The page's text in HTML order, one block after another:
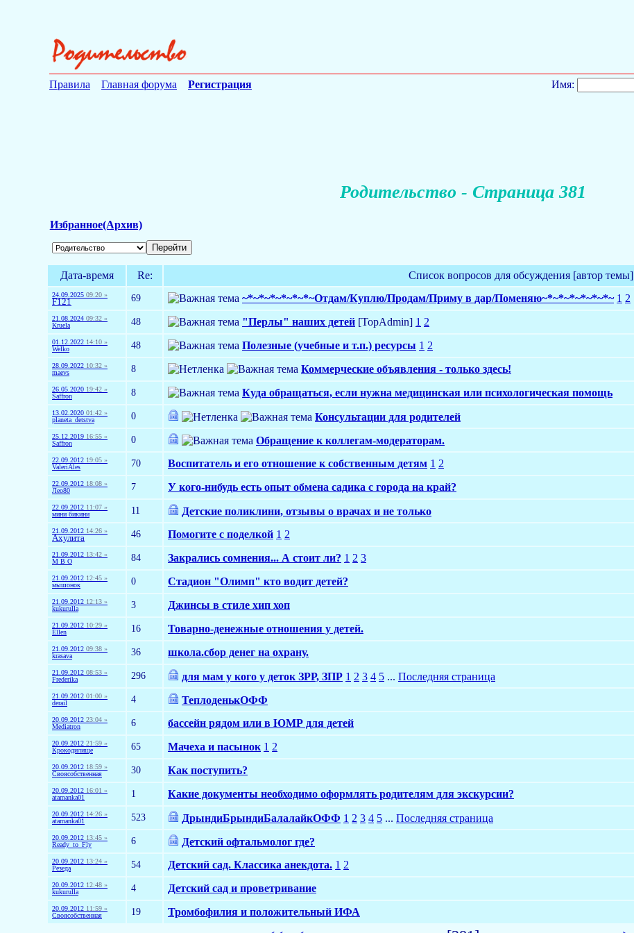
Правила Главная форума Регистрация Имя:
Родительство - Страница 381
Избранное(Архив)
Дата-время Re: Список вопросов для обсуждения [автор темы]
24.09.2025 09:20 »
F121 69 ~*~*~*~*~*~*~Отдам/Куплю/Продам/Приму в дар/Поменяю~*~*~*~*~*~*~ 1 2
21.08.2024 09:32 »
Kruela
48 "Перлы" наших детей [TopAdmin] 1 2
01.12.2022 14:10 »
Welko
48 Полезные (учебные и т.п.) ресурсы 1 2
28.09.2022 10:32 »
maevs
8 Коммерческие объявления - только здесь!
26.05.2020 19:42 »
Saffron
8 Куда обращаться, если нужна медицинская или психологическая помощь
13.02.2020 01:42 »
planeta_detstva
0 Консультации для родителей
25.12.2019 16:55 »
Saffron
0 Обращение к коллегам-модераторам.
22.09.2012 19:05 »
ValeriAles
70 Воспитатель и его отношение к собственным детям 1 2
22.09.2012 18:08 »
Лео80
7 У кого-нибудь есть опыт обмена садика с города на край?
22.09.2012 11:07 »
мини бикини
11 Детские поликлини, отзывы о врачах и не только
21.09.2012 14:26 »
Ахулита 46 Помогите с поделкой 1 2
21.09.2012 13:42 »
М В О
84 Закрались сомнения... А стоит ли? 1 2 3
21.09.2012 12:45 »
мышонок
0 Стадион "Олимп" кто водит детей?
21.09.2012 12:13 »
kukurulla
3 Джинсы в стиле хип хоп
21.09.2012 10:29 »
Ellen
16 Товарно-денежные отношения у детей.
21.09.2012 09:38 »
krasava
36 школа.сбор денег на охрану.
21.09.2012 08:53 »
Frederika
296 для мам у кого у деток ЗРР, ЗПР 1 2 3 4 5 ... Последняя страница
21.09.2012 01:00 »
derail
4 ТеплоденькОФФ
20.09.2012 23:04 »
Mediatron
6 бассейн рядом или в ЮМР для детей
20.09.2012 21:59 »
Крокодилище
65 Мачеха и пасынок 1 2
20.09.2012 18:59 »
Своясобственная
30 Как поступить?
20.09.2012 16:01 »
atamanka01
1 Какие документы необходимо оформлять родителям для экскурсии?
20.09.2012 14:26 »
atamanka01
523 ДрындиБрындиБалалайкОФФ 1 2 3 4 5 ... Последняя страница
20.09.2012 13:45 »
Ready_to_Fly
6 Детский офтальмолог где?
20.09.2012 13:24 »
Резеда
54 Детский сад. Классика анекдота. 1 2
20.09.2012 12:48 »
kukurulla
4 Детский сад и проветривание
20.09.2012 11:59 »
Своясобственная
19 Тромбофилия и положительный ИФА